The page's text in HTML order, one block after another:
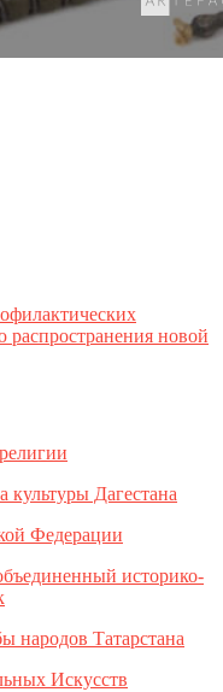
новой
Дагестана
Федерации
историко-
народов Татарстана
Искусств